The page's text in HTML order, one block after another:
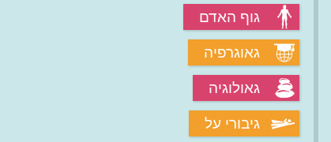
גוף האדם
גאוגרפיה
גאולוגיה
גיבורי על